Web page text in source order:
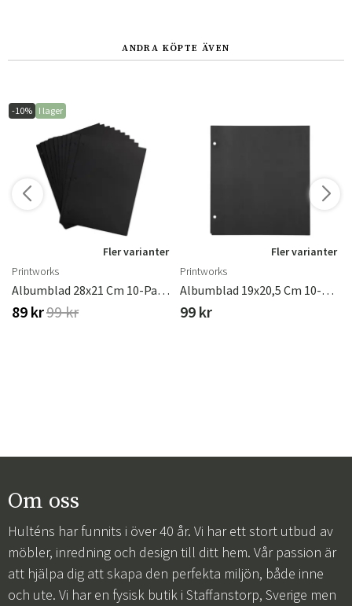
ANDRA KÖPTE ÄVEN
-10% I lager
Fler varianter
Printworks
Albumblad 28x21 Cm 10-Pack Black
89 kr99 kr
Fler varianter
Printworks
Albumblad 19x20,5 Cm 10-Pack Black
99 kr
Om oss
Hulténs har funnits i över 40 år. Vi har ett stort utbud av
möbler, inredning och design till ditt hem. Vår passion är
att hjälpa dig att skapa den perfekta miljön, både inne
och ute. Vi har en fysisk butik i Staffanstorp, Sverige men